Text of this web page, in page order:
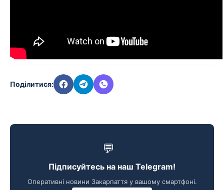
Поділитися:
💬
Підписуйтесь на наш Telegram!
Оперативні новини Закарпаття у вашому смартфоні.